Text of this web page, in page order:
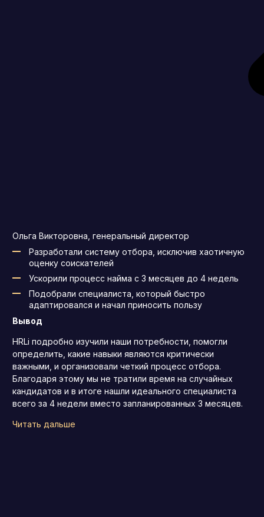
Ольга Викторовна, генеральный директор
Разработали систему отбора, исключив хаотичную
оценку соискателей
Ускорили процесс найма с 3 месяцев до 4 недель
Подобрали специалиста, который быстро
адаптировался и начал приносить пользу
Вывод
HRLi подробно изучили наши потребности, помогли
определить, какие навыки являются критически
важными, и организовали четкий процесс отбора.
Благодаря этому мы не тратили время на случайных
кандидатов и в итоге нашли идеального специалиста
всего за 4 недели вместо запланированных 3 месяцев.
Читать дальше